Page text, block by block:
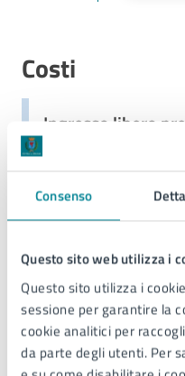
Consenso
Questo sito web utilizza i
Questo sito utilizza i
sessione per garantire la
cookie analitici per
da parte degli utenti. Per
Costi
Ingresso libero
Allegati
Locandina - La
(PDF)